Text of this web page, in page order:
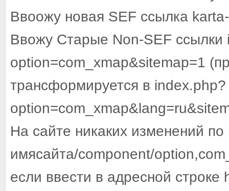
Ввоожу новая SEF ссылка
Ввожу Старые Non-SEF ссылки
option=com_xmap&sitemap=1
трансформируется в index.php?
На сайте никаких изменений
имясайта/component/
если ввести в адресной